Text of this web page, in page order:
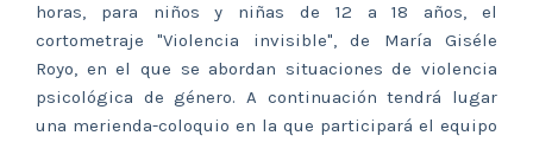
horas, para niños y niñas de 12 a 18 años, el
cortometraje "Violencia invisible", de María Giséle
Royo, en el que se abordan situaciones de violencia
psicológica de género. A continuación tendrá lugar
una merienda-coloquio en la que participará el equipo